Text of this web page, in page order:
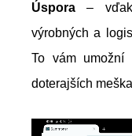
Úspora –
výrobných a
To vám umožní
doterajších